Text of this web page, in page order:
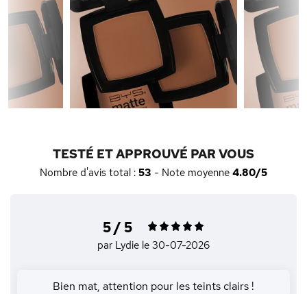
TESTÉ ET APPROUVÉ PAR VOUS
Nombre d'avis total : 53 - Note moyenne 4.80/5
5 / 5
par Lydie le 30-07-2026
Bien mat, attention pour les teints clairs !